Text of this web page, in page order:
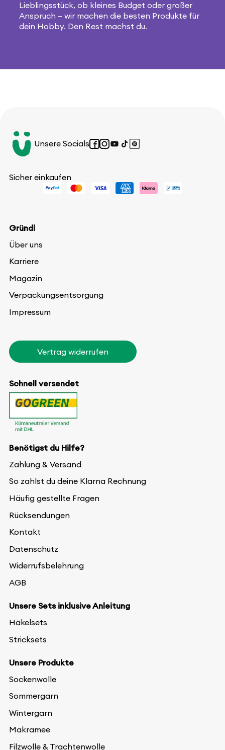
Lieblingsstück, ob kleines Budget oder großer
Anspruch – wir machen die besten Produkte für
dein Hobby. Den Rest machst du.
Unsere SocialsFacebook
Instagram
YouTube
TikTokPinterest
Sicher einkaufen
Benötigst du Hilfe?
Zahlung & Versand
So zahlst du deine Klarna Rechnung
Häufig gestellte Fragen
Rücksendungen
Kontakt
Datenschutz
Widerrufsbelehrung
AGB
Unsere Sets inklusive Anleitung
Häkelsets
Stricksets
Unsere Produkte
Sockenwolle
Sommergarn
Wintergarn
Makramee
Filzwolle & Trachtenwolle
Gründl
Über uns
Karriere
Magazin
Verpackungsentsorgung
Impressum
Vertrag widerrufen
Schnell versendet